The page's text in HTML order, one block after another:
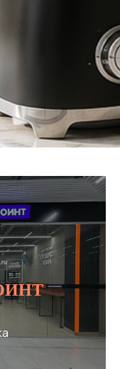
время.
и